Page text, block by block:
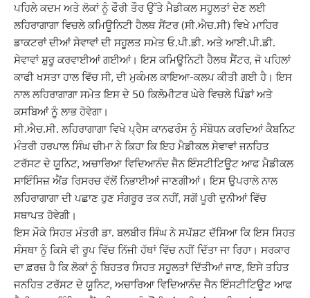
ਪਹਿਲੇ ਕਦਮ ਅਤੇ ਲੋਕਾਂ ਨੂੰ ਫੌਰੀ ਤੌਰ ਉੱਤੇ ਮੈਡੀਕਲ ਸਹੂਲਤਾਂ ਦੇਣ ਲਈ
ਲਹਿਰਾਗਾਗਾ ਵਿਚਲੇ ਕਮਿਊਨਿਟੀ ਹੈਲਥ ਸੈਂਟਰ (ਸੀ.ਐਚ.ਸੀ) ਵਿਖੇ ਮਾਹਿਰ
ਡਾਕਟਰਾਂ ਦੀਆਂ ਸੇਵਾਵਾਂ ਦੀ ਸਹੂਲਤ ਸਮੇਤ ਓ.ਪੀ.ਡੀ. ਅਤੇ ਆਈ.ਪੀ.ਡੀ.
ਸੇਵਾਵਾਂ ਸ਼ੁਰੂ ਕਰਵਾਈਆਂ ਗਈਆਂ। ਇਸ ਕਮਿਊਨਿਟੀ ਹੈਲਥ ਸੈਂਟਰ, ਜੋ ਪਹਿਲਾਂ
ਕਾਫੀ ਖਸਤਾ ਹਾਲ ਵਿੱਚ ਸੀ, ਦੀ ਮੁਕੰਮਲ ਕਾਇਆ-ਕਲਪ ਕੀਤੀ ਗਈ ਹੈ। ਇਸ
ਨਾਲ ਲਹਿਰਾਗਾਗਾ ਸਮੇਤ ਇਸ ਦੇ 50 ਕਿਲੋਮੀਟਰ ਘੇਰੇ ਵਿਚਲੇ ਪਿੰਡਾਂ ਅਤੇ
ਕਸਬਿਆਂ ਨੂੰ ਲਾਭ ਹੋਵੇਗਾ।
ਸੀ.ਐਚ.ਸੀ. ਲਹਿਰਾਗਾਗਾ ਵਿਖੇ ਪ੍ਰੈਸ ਕਾਨਫਰੰਸ ਨੂੰ ਸੰਬੋਧਨ ਕਰਦਿਆਂ ਕੈਬਨਿਟ
ਮੰਤਰੀ ਹਰਪਾਲ ਸਿੰਘ ਚੀਮਾ ਨੇ ਕਿਹਾ ਕਿ ਇਹ ਮੈਡੀਕਲ ਸੇਵਾਵਾਂ ਜਨਹਿਤ
ਟਰੱਸਟ ਦੇ ਯੂਨਿਟ, ਅਚਾਰਿਆ ਵਿਦਿਆਨੰਦ ਜੈਨ ਇੰਸਟੀਟਿਊਟ ਆਫ ਮੈਡੀਕਲ
ਸਾਇੰਸਿਜ਼ ਐਂਡ ਰਿਸਰਚ ਵੱਲੋਂ ਨਿਭਾਈਆਂ ਜਾਣਗੀਆਂ। ਇਸ ਉਪਰਾਲੇ ਨਾਲ
ਲਹਿਰਾਗਾਗਾ ਦੀ ਪਛਾਣ ਹੁਣ ਸੰਗਰੂਰ ਤਕ ਨਹੀਂ, ਸਗੋਂ ਪੂਰੀ ਦੁਨੀਆਂ ਵਿੱਚ
ਸਥਾਪਤ ਹੋਵੇਗੀ।
ਇਸ ਮੌਕੇ ਸਿਹਤ ਮੰਤਰੀ ਡਾ. ਬਲਬੀਰ ਸਿੰਘ ਨੇ ਸਪੱਸ਼ਟ ਦੱਸਿਆ ਕਿ ਇਸ ਸਿਹਤ
ਸੰਸਥਾ ਨੂੰ ਕਿਸੇ ਵੀ ਰੂਪ ਵਿੱਚ ਨਿੱਜੀ ਹੱਥਾਂ ਵਿੱਚ ਨਹੀਂ ਦਿੱਤਾ ਜਾ ਰਿਹਾ। ਸਰਕਾਰ
ਦਾ ਫ਼ਰਜ਼ ਹੈ ਕਿ ਲੋਕਾਂ ਨੂੰ ਬਿਹਤਰ ਸਿਹਤ ਸਹੂਲਤਾਂ ਦਿੱਤੀਆਂ ਜਾਣ, ਇਸੇ ਤਹਿਤ
ਜਨਹਿਤ ਟਰੱਸਟ ਦੇ ਯੂਨਿਟ, ਅਚਾਰਿਆ ਵਿਦਿਆਨੰਦ ਜੈਨ ਇੰਸਟੀਟਿਊਟ ਆਫ